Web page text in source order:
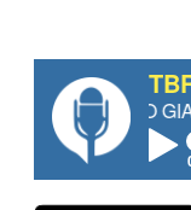
GIANETTI,